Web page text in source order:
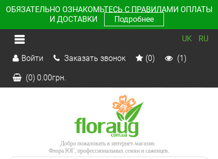
ОБЯЗАТЕЛЬНО ОЗНАКОМЬТЕСЬ С ПРАВИЛАМИ ОПЛАТЫ
И ДОСТАВКИ
Подробнее
UK RU
Войти Заказать звонок (0) (1)
(0) 0.00грн.
Добро пожаловать в интернет-магазин
Флора ЮГ, профессиональных семян и саженцев.